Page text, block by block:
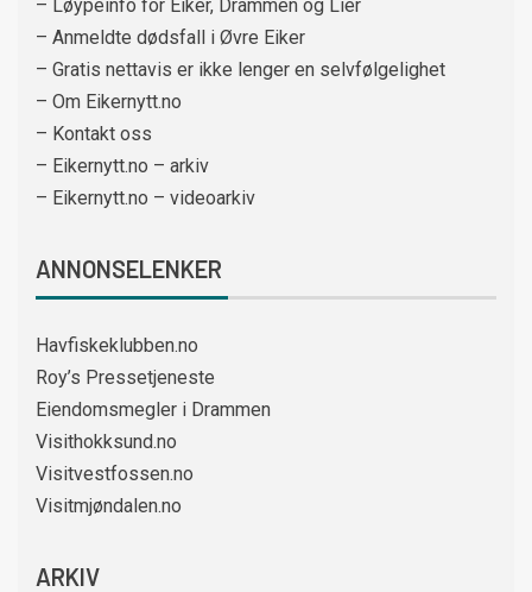
– Løypeinfo for Eiker, Drammen og Lier
– Anmeldte dødsfall i Øvre Eiker
– Gratis nettavis er ikke lenger en selvfølgelighet
– Om Eikernytt.no
– Kontakt oss
– Eikernytt.no – arkiv
– Eikernytt.no – videoarkiv
ANNONSELENKER
Havfiskeklubben.no
Roy’s Pressetjeneste
Eiendomsmegler i Drammen
Visithokksund.no
Visitvestfossen.no
Visitmjøndalen.no
ARKIV